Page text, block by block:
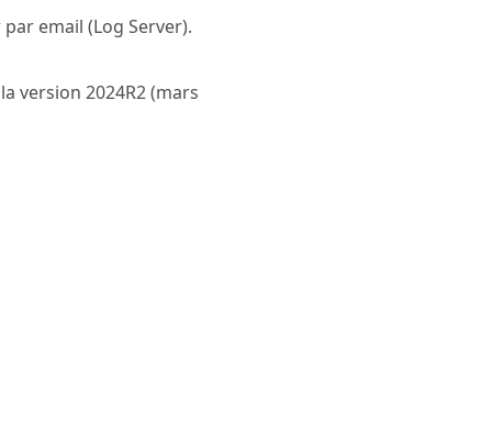
email (Log Server).
version 2024R2 (mars